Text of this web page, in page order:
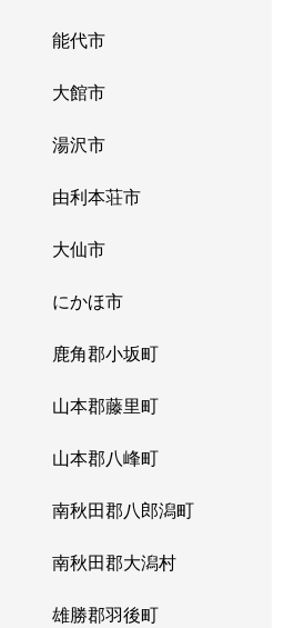
能代市
大館市
湯沢市
由利本荘市
大仙市
にかほ市
鹿角郡小坂町
山本郡藤里町
山本郡八峰町
南秋田郡八郎潟町
南秋田郡大潟村
雄勝郡羽後町